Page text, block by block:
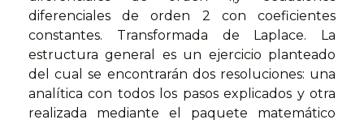
diferenciales de orden 2 con coeficientes
constantes. Transformada de Laplace. La
estructura general es un ejercicio planteado
del cual se encontrarán dos resoluciones: una
analítica con todos los pasos explicados y otra
realizada mediante el paquete matemático